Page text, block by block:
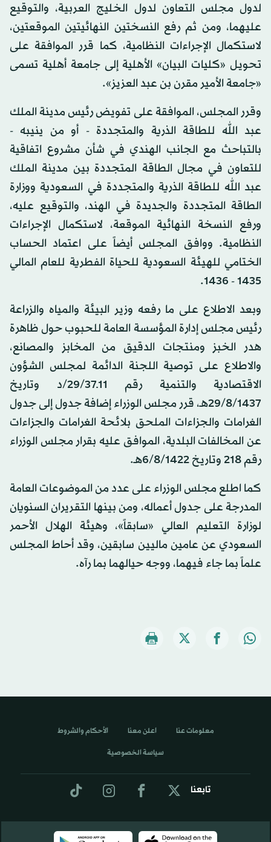
لدول مجلس التعاون لدول الخليج العربية، والتوقيع
عليهما، ومن ثم رفع النسختين النهائيتين الموقعتين،
لاستكمال الإجراءات النظامية، كما قرر الموافقة على
تحويل «كليات البيان» الأهلية إلى جامعة أهلية تسمى
«جامعة الأمير مقرن بن عبد العزيز».
وقرر المجلس، الموافقة على تفويض رئيس مدينة الملك
عبد الله للطاقة الذرية والمتجددة - أو من ينيبه -
بالتباحث مع الجانب الهندي في شأن مشروع اتفاقية
للتعاون في مجال الطاقة المتجددة بين مدينة الملك
عبد الله للطاقة الذرية والمتجددة في السعودية ووزارة
الطاقة المتجددة والجديدة في الهند، والتوقيع عليه،
ورفع النسخة النهائية الموقعة، لاستكمال الإجراءات
النظامية. ووافق المجلس أيضاً على اعتماد الحساب
الختامي للهيئة السعودية للحياة الفطرية للعام المالي
1435 - 1436.
وبعد الاطلاع على ما رفعه وزير البيئة والمياه والزراعة
رئيس مجلس إدارة المؤسسة العامة للحبوب حول ظاهرة
هدر الخبز ومنتجات الدقيق من المخابز والمصانع،
والاطلاع على توصية اللجنة الدائمة لمجلس الشؤون
الاقتصادية والتنمية رقم 11ـ29/37/د وتاريخ
29/8/1437هـ، قرر مجلس الوزراء إضافة جدول إلى جدول
الغرامات والجزاءات الملحق بلائحة الغرامات والجزاءات
عن المخالفات البلدية، الموافق عليه بقرار مجلس الوزراء
رقم 218 وتاريخ 6/8/1422هـ.
كما اطلع مجلس الوزراء على عدد من الموضوعات العامة
المدرجة على جدول أعماله، ومن بينها التقريران السنويان
لوزارة التعليم العالي «سابقاً»، وهيئة الهلال الأحمر
السعودي عن عامين ماليين سابقين، وقد أحاط المجلس
علماً بما جاء فيهما، ووجه حيالهما بما رآه.
تابعنا
معلومات عنا اعلن معنا الأحكام والشروط
سياسة الخصوصية